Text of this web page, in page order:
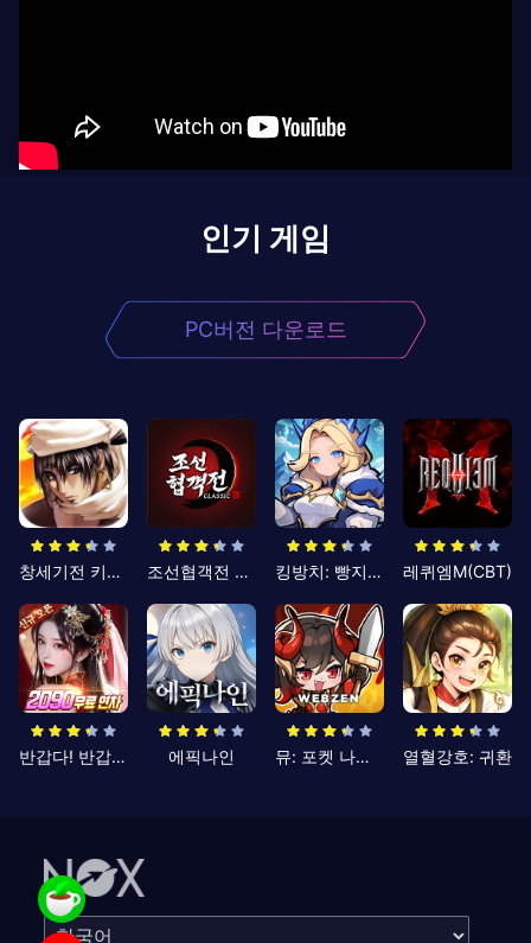
인기 게임
PC버전 다운로드
창세기전 키우기 조선협객전 클래식 킹방치: 빵지의 제왕 레퀴엠M(CBT)
반갑다! 반갑삼국지 에픽나인 뮤: 포켓 나이츠 열혈강호: 귀환